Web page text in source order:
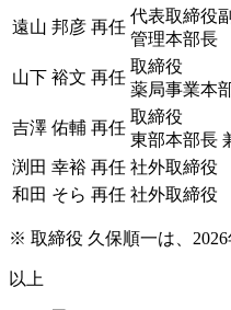
遠山 邦彦 再任
代表取締役
管理本部長
山下 裕文 再任
取締役
薬局事業本
吉澤 佑輔 再任
取締役
東部本部長
渕田 幸裕 再任 社外取締役
和田 そら 再任 社外取締役
※ 取締役 久保順一は、
以上